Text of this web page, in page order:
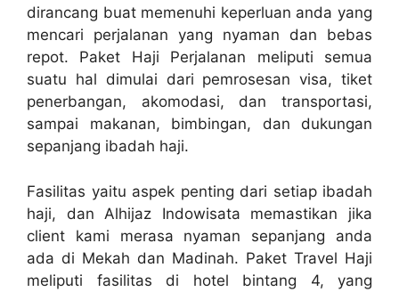
dirancang buat memenuhi keperluan anda yang
mencari perjalanan yang nyaman dan bebas
repot. Paket Haji Perjalanan meliputi semua
suatu hal dimulai dari pemrosesan visa, tiket
penerbangan, akomodasi, dan transportasi,
sampai makanan, bimbingan, dan dukungan
sepanjang ibadah haji.
Fasilitas yaitu aspek penting dari setiap ibadah
haji, dan Alhijaz Indowisata memastikan jika
client kami merasa nyaman sepanjang anda
ada di Mekah dan Madinah. Paket Travel Haji
meliputi fasilitas di hotel bintang 4, yang